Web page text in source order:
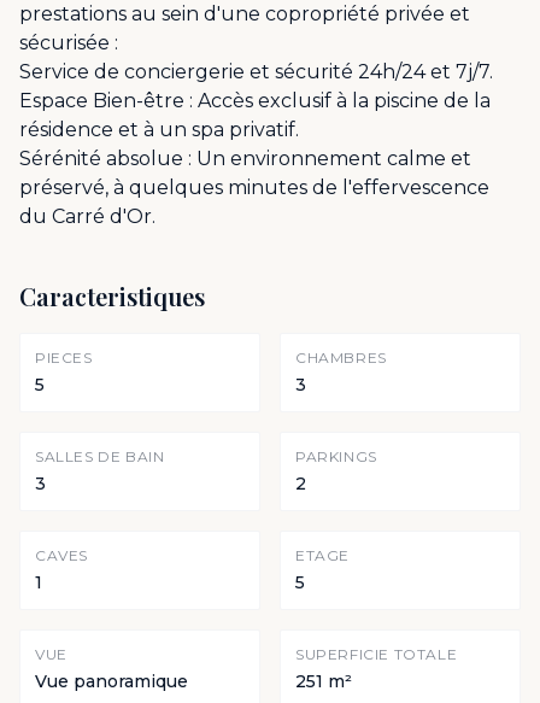
prestations au sein d'une copropriété privée et
sécurisée :
Service de conciergerie et sécurité 24h/24 et 7j/7.
Espace Bien-être : Accès exclusif à la piscine de la
résidence et à un spa privatif.
Sérénité absolue : Un environnement calme et
préservé, à quelques minutes de l'effervescence
du Carré d'Or.
Caracteristiques
PIECES
5
CHAMBRES
3
SALLES DE BAIN
3
PARKINGS
2
CAVES
1
ETAGE
5
VUE
Vue panoramique
SUPERFICIE TOTALE
251 m²